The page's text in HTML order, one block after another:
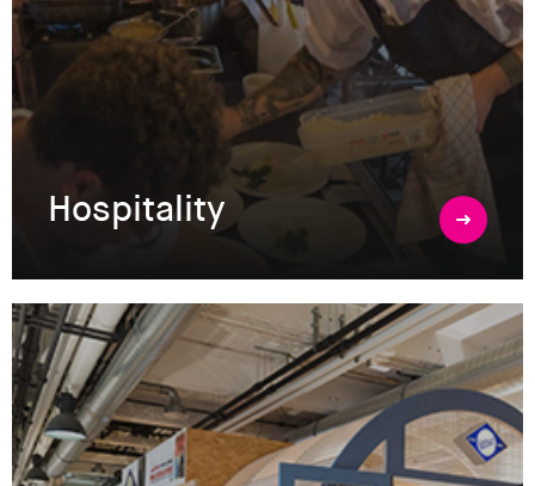
Hospitality